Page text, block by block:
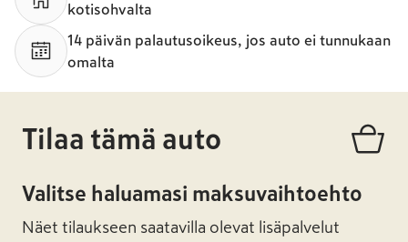
kotisohvalta
14 päivän palautusoikeus, jos auto ei tunnukaan
omalta
Tilaa tämä auto
Valitse haluamasi maksuvaihtoehto
Näet tilaukseen saatavilla olevat lisäpalvelut